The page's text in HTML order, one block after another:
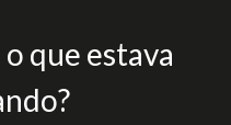
que estava